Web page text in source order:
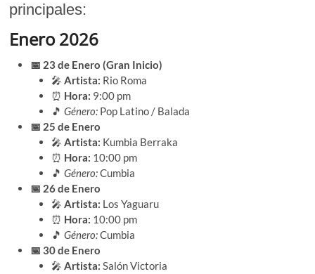
principales:
Enero 2026
📅 23 de Enero (Gran Inicio)
🎤Artista: Rio Roma
⏰ Hora: 9:00 pm
🎵Género: Pop Latino / Balada
📅 25 de Enero
🎤Artista: Kumbia Berraka
⏰ Hora: 10:00 pm
🎵Género:Cumbia
📅 26 de Enero
🎤Artista: Los Yaguaru
⏰ Hora: 10:00 pm
🎵Género:Cumbia
📅 30 de Enero
🎤Artista: Salón Victoria